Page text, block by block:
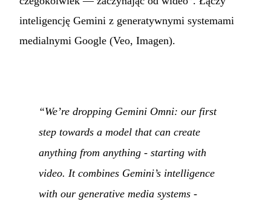
inteligencję Gemini z generatywnymi systemami
medialnymi Google (Veo, Imagen).
“We’re dropping Gemini Omni: our first
step towards a model that can create
anything from anything - starting with
video. It combines Gemini’s intelligence
with our generative media systems -